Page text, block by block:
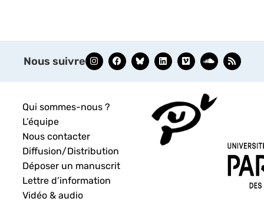
Nous suivre
Qui sommes-nous ?
L’équipe
Nous contacter
Diffusion/Distribution
Déposer un manuscrit
Lettre d’information
Vidéo & audio